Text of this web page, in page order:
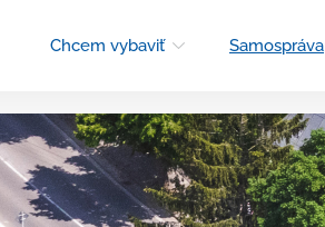
Chcem vybaviť Samospráva